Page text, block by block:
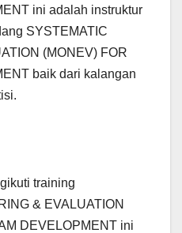
ini adalah instruktur
SYSTEMATIC
(MONEV) FOR
baik dari kalangan
training
& EVALUATION
DEVELOPMENT ini